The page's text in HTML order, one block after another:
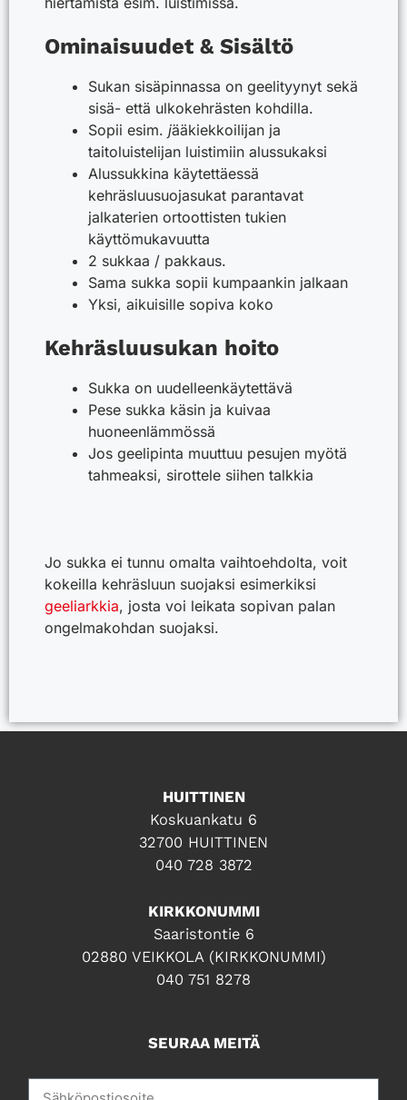
Ominaisuudet & Sisältö
Sukan sisäpinnassa on geelityynyt sekä
sisä- että ulkokehrästen kohdilla.
Sopii esim.jääkiekkoilijan ja
taitoluistelijan luistimiin alussukaksi
Alussukkina käytettäessä
kehräsluusuojasukat parantavat
jalkaterien ortoottisten tukien
käyttömukavuutta
2 sukkaa / pakkaus.
Sama sukka sopii kumpaankin jalkaan
Yksi, aikuisille sopiva koko
Kehräsluusukan hoito
Sukka on uudelleenkäytettävä
Pese sukka käsin ja kuivaa
huoneenlämmössä
Jos geelipinta muuttuu pesujen myötä
tahmeaksi, sirottele siihen talkkia
Jo sukka ei tunnu omalta vaihtoehdolta, voit
kokeilla kehräsluun suojaksi esimerkiksi
geeliarkkia, josta voi leikata sopivan palan
ongelmakohdan suojaksi.
HUITTINEN
Koskuankatu 6
32700 HUITTINEN
040 728 3872
KIRKKONUMMI
Saaristontie 6
02880 VEIKKOLA (KIRKKONUMMI)
040 751 8278
SEURAA MEITÄ